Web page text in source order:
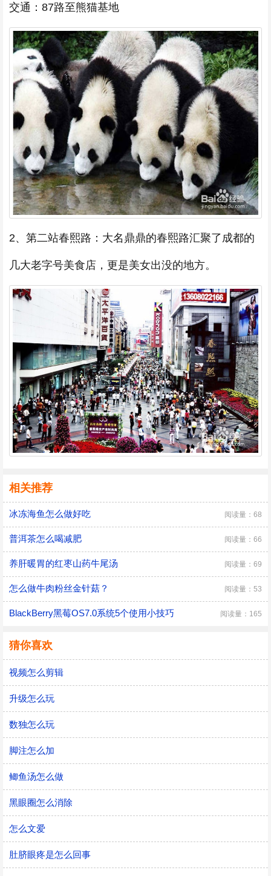
交通：87路至熊猫基地
2、第二站春熙路：大名鼎鼎的春熙路汇聚了成都的
几大老字号美食店，更是美女出没的地方。
相关推荐
冰冻海鱼怎么做好吃 阅读量：68
普洱茶怎么喝减肥 阅读量：66
养肝暖胃的红枣山药牛尾汤 阅读量：69
怎么做牛肉粉丝金针菇？ 阅读量：53
BlackBerry黑莓OS7.0系统5个使用小技巧 阅读量：165
猜你喜欢
视频怎么剪辑
升级怎么玩
数独怎么玩
脚注怎么加
鲫鱼汤怎么做
黑眼圈怎么消除
怎么文爱
肚脐眼疼是怎么回事